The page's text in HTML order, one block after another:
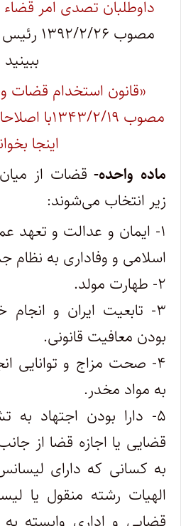
داوطلبان تصدی امر
مصوب
ببینید
«قانون استخدام قضات
مصوب ۱۳۴۳/
اینجا
‌ماده واحده-قضات از
زیر انتخاب می‌شوند:
۱- ایمان و عدالت و تعهد
اسلامی و وفاداری به نظام
۲- طهارت مولد.
۳- تابعیت ایران و
بودن معافیت قانونی.
۴- صحت مزاج و توانایی
به مواد مخدر.
۵- دارا بودن اجتهاد
قضایی یا اجازه قضا از
به کسانی که دارای
الهیات رشته منقول یا